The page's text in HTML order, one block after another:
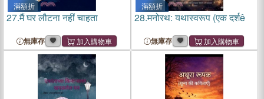
滿額折
27.मैं घर लौटना नहीं चाहता
無庫存
滿額折
28.मनोरथ: यथास्वरूप (एक दर्शê
無庫存